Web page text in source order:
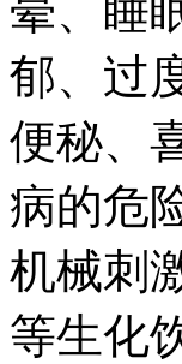
晕、睡
郁、过
便秘、
病的危
机械刺
等生化